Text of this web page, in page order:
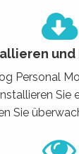
und
Personal
Sie